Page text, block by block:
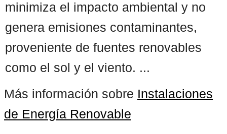
minimiza el impacto ambiental y no
genera emisiones contaminantes,
proveniente de fuentes renovables
como el sol y el viento. ...
Más información sobre Instalaciones
de Energía Renovable